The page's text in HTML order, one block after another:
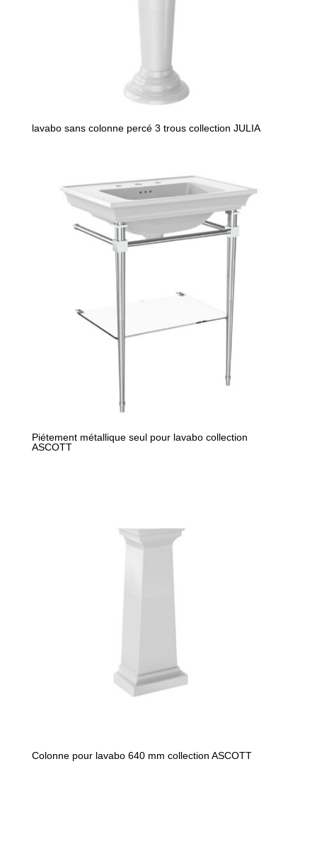
lavabo sans colonne percé 3 trous collection JULIA
Piétement métallique seul pour lavabo collection
ASCOTT
Colonne pour lavabo 640 mm collection ASCOTT